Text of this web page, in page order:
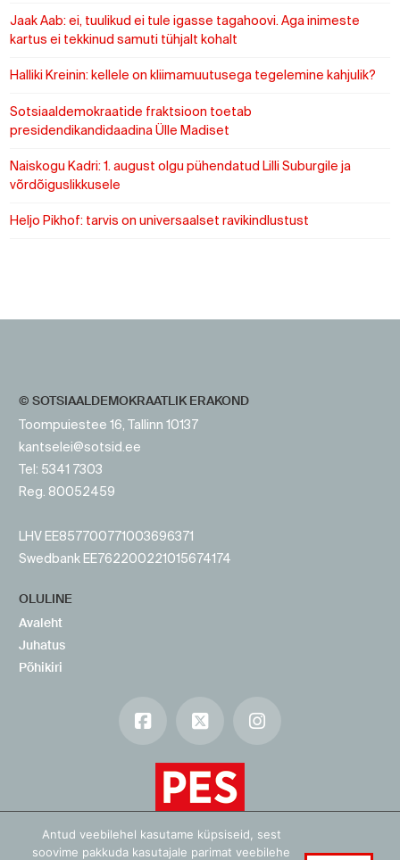
Jaak Aab: ei, tuulikud ei tule igasse tagahoovi. Aga inimeste
kartus ei tekkinud samuti tühjalt kohalt
Halliki Kreinin: kellele on kliimamuutusega tegelemine kahjulik?
Sotsiaaldemokraatide fraktsioon toetab
presidendikandidaadina Ülle Madiset
Naiskogu Kadri: 1. august olgu pühendatud Lilli Suburgile ja
võrdõiguslikkusele
Heljo Pikhof: tarvis on universaalset ravikindlustust
© SOTSIAALDEMOKRAATLIK ERAKOND
Toompuiestee 16, Tallinn 10137
kantselei@sotsid.ee
Tel: 5341 7303
Reg. 80052459
LHV EE857700771003696371
Swedbank EE762200221015674174
OLULINE
Avaleht
Juhatus
Põhikiri
Facebook
X
Antud veebilehel kasutame küpsiseid, sest
soovime pakkuda kasutajale parimat veebilehe